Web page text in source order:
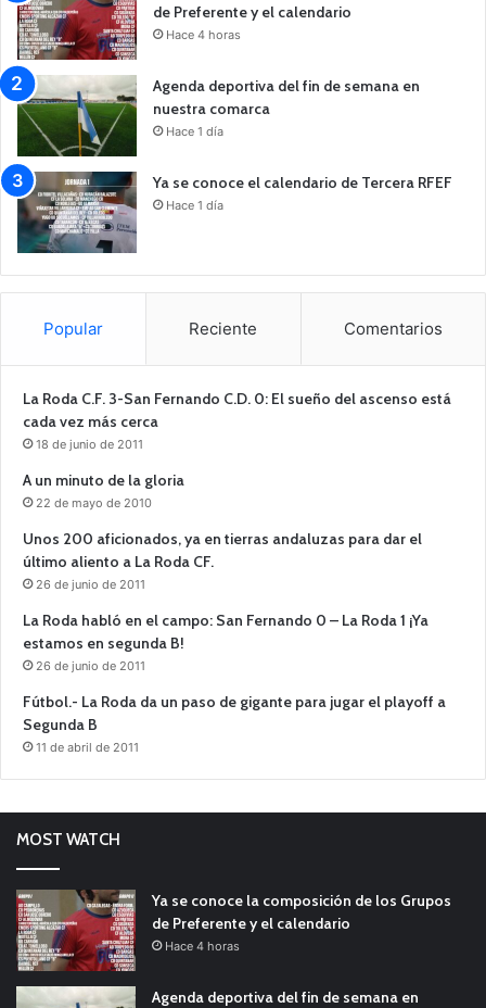
de Preferente y el calendario
Hace 4 horas
Agenda deportiva del fin de semana en
nuestra comarca
Hace 1 día
Ya se conoce el calendario de Tercera RFEF
Hace 1 día
Popular Reciente Comentarios
La Roda C.F. 3-San Fernando C.D. 0: El sueño del ascenso está
cada vez más cerca
18 de junio de 2011
A un minuto de la gloria
22 de mayo de 2010
Unos 200 aficionados, ya en tierras andaluzas para dar el
último aliento a La Roda CF.
26 de junio de 2011
La Roda habló en el campo: San Fernando 0 – La Roda 1 ¡Ya
estamos en segunda B!
26 de junio de 2011
Fútbol.- La Roda da un paso de gigante para jugar el playoff a
Segunda B
11 de abril de 2011
MOST WATCH
Ya se conoce la composición de los Grupos
de Preferente y el calendario
Hace 4 horas
Agenda deportiva del fin de semana en